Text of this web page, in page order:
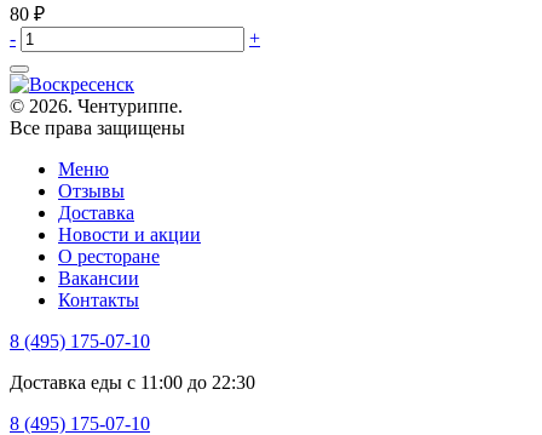
80 ₽
-
+
© 2026. Чентуриппе.
Все права защищены
Меню
Отзывы
Доставка
Новости и акции
О ресторане
Вакансии
Контакты
8 (495) 175-07-10
Доставка еды с 11:00 до 22:30
8 (495) 175-07-10